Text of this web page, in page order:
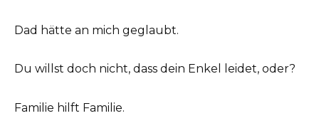
Dad hätte an mich geglaubt.
Du willst doch nicht, dass dein Enkel leidet, oder?
Familie hilft Familie.